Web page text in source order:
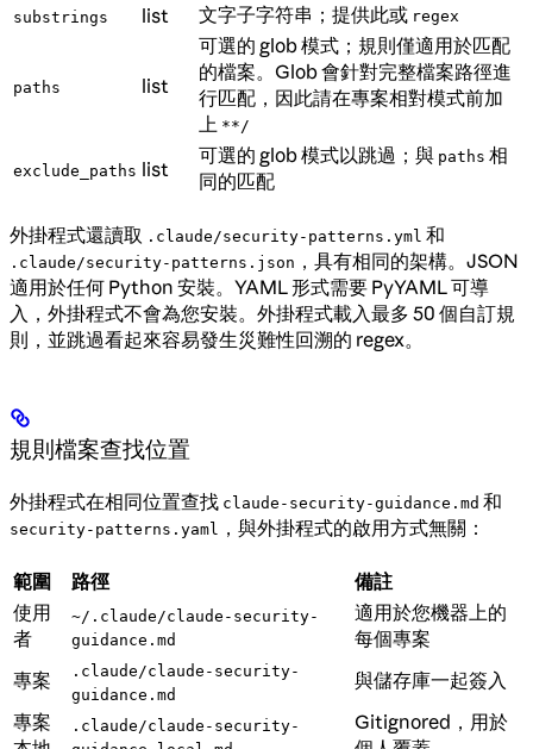
substrings list 文字子字符串；提供此或 regex
paths list
可選的 glob 模式；規則僅適用於匹配
的檔案。Glob 會針對完整檔案路徑進
行匹配，因此請在專案相對模式前加
上 **/
exclude_paths list
可選的 glob 模式以跳過；與 paths 相
同的匹配
外掛程式還讀取 .claude/security-patterns.yml 和
.claude/security-patterns.json ，具有相同的架構。JSON
適用於任何 Python 安裝。YAML 形式需要 PyYAML 可導
入，外掛程式不會為您安裝。外掛程式載入最多 50 個自訂規
則，並跳過看起來容易發生災難性回溯的 regex。
規則檔案查找位置
外掛程式在相同位置查找 claude-security-guidance.md 和
security-patterns.yaml ，與外掛程式的啟用方式無關：
範圍 路徑
備註
使用
者
~/.claude/claude-security-
guidance.md
適用於您機器上的
每個專案
專案
.claude/claude-security-
guidance.md
與儲存庫一起簽入
專案
.claude/claude-security-
Gitignored，用於